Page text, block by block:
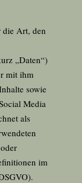
die Art, den
„Daten“)
mit ihm
sowie
Media
als
im